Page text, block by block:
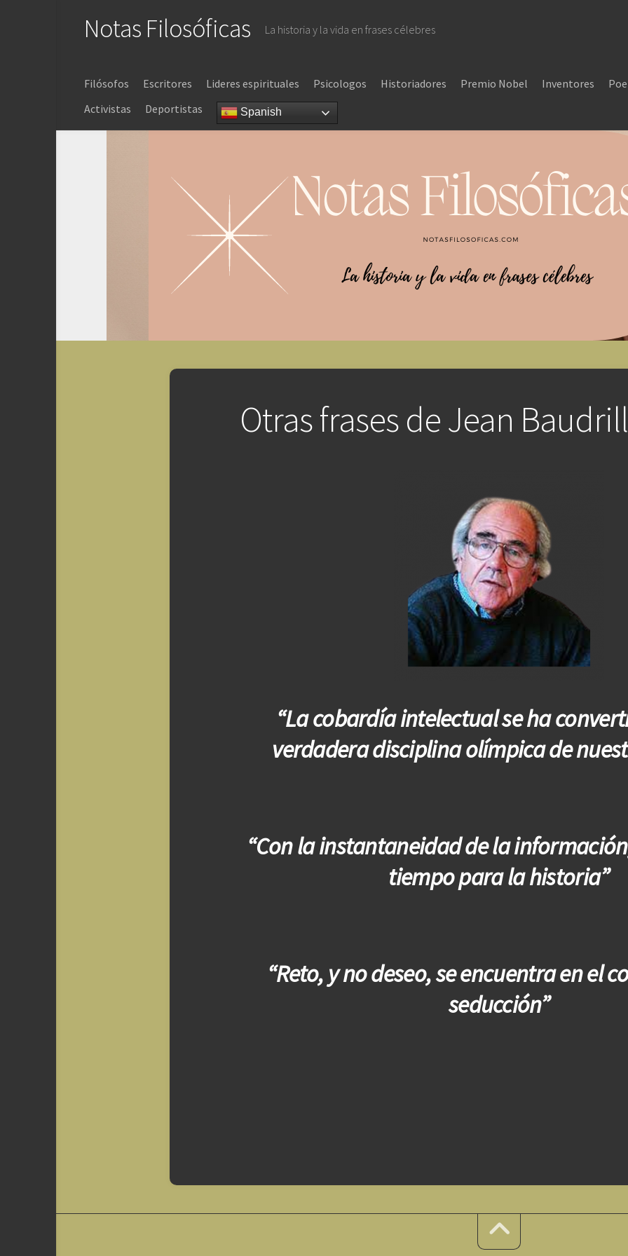
Notas Filosóficas La historia y la vida en frases célebres
Filósofos Escritores Lideres espirituales Psicologos Historiadores Premio Nobel Inventores
Activistas
Deportistas Spanish
Otras frases de Jean
“La cobardía intelectual se ha
verdadera disciplina olímpica de
“Con la instantaneidad de la
tiempo para la historia”
“Reto, y no deseo, se encuentra en el
seducción”